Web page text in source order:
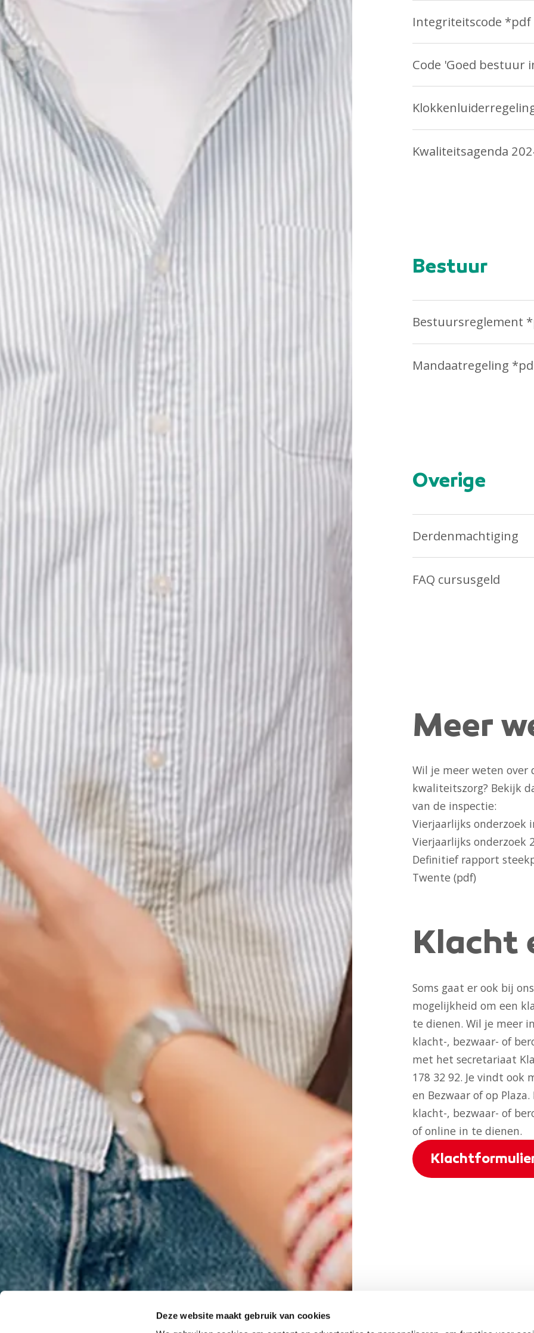
Deze website maakt gebruik van cookies
Integriteitscode *pdf
Code 'Goed bestuur
Kwaliteitsagenda
Bestuur
Bestuursreglement
Mandaatregeling
Overige
Derdenmachtiging
FAQ cursusgeld
Meer
Wil je meer weten over
kwaliteitszorg? Bekijk
van de inspectie:
Vierjaarlijks onderzoek
Vierjaarlijks onderzoek
Definitief rapport
Twente (pdf)
Klacht
Soms gaat er ook bij
mogelijkheid om een
te dienen. Wil je meer
klacht-, bezwaar- of
met het secretariaat
178 32 92. Je vindt ook
en Bezwaar of op Plaza.
klacht-, bezwaar- of
ofonline in te dienen.